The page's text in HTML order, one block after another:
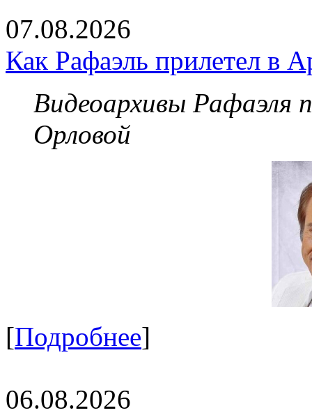
07.08.2026
Как Рафаэль прилетел в
Видеоархивы Рафаэля
Орловой
[Подробнее]
06.08.2026